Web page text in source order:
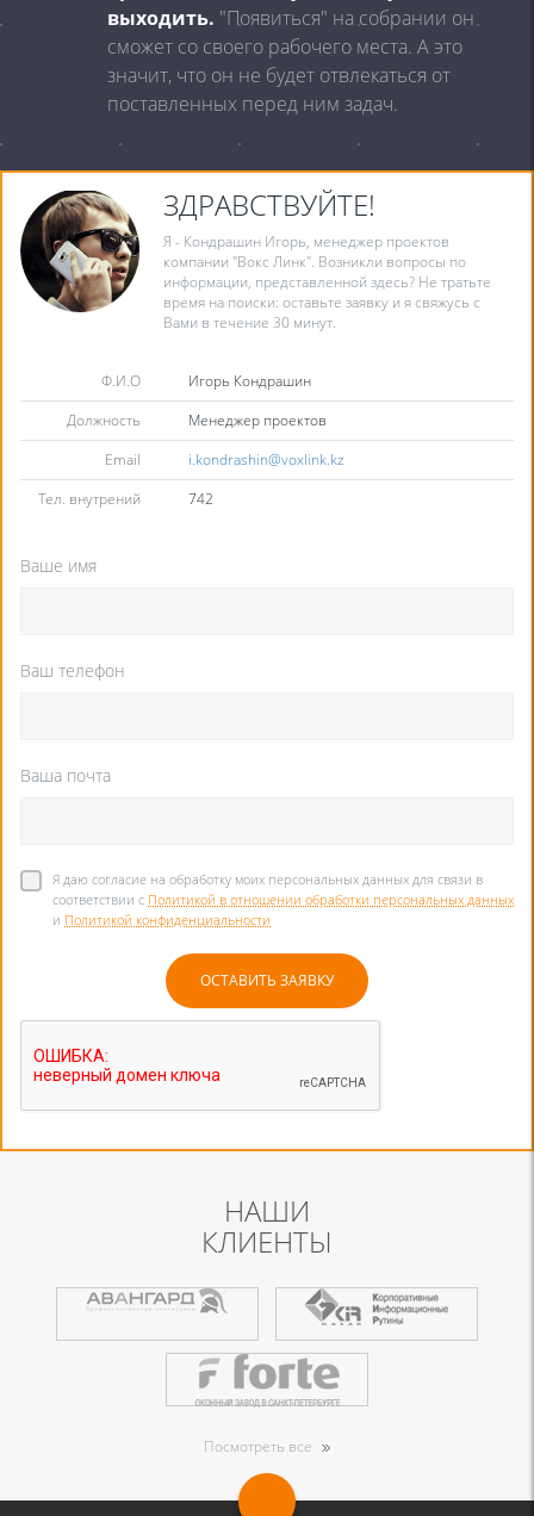
выходить. "Появиться" на собрании он
сможет со своего рабочего места. А это
значит, что он не будет отвлекаться от
поставленных перед ним задач.
ЗДРАВСТВУЙТЕ!
Я - Кондрашин Игорь, менеджер проектов
компании "Вокс Линк". Возникли вопросы по
информации, представленной здесь? Не тратьте
время на поиски: оставьте заявку и я свяжусь с
Вами в течение 30 минут.
Ф.И.О
Игорь Кондрашин
Должность
Менеджер проектов
Email
i.kondrashin@voxlink.kz
Тел. внутрений
742
Ваше имя
Ваш телефон
Ваша почта
Я даю согласие на обработку моих персональных данных для связи в
соответствии с Политикой в отношении обработки персональных данных
и Политикой конфиденциальности
НАШИ
КЛИЕНТЫ
Посмотреть все